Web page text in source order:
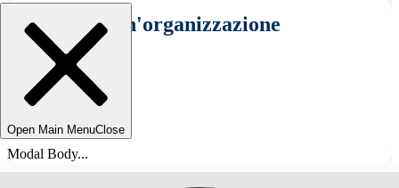
Seleziona un'organizzazione
Open Main MenuClose
Modal Body...